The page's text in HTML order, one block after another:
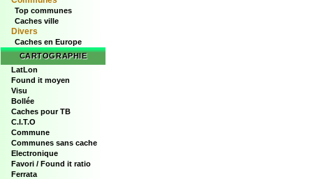
Top communes
Caches ville
Divers
Caches en Europe
CARTOGRAPHIE
LatLon
Found it moyen
Visu
Bollée
Caches pour TB
C.I.T.O
Commune
Communes sans cache
Electronique
Favori / Found it ratio
Ferrata